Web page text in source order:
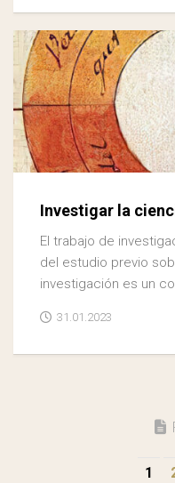
Investigar la
El trabajo de
del estudio previo
investigación es un
31.01.2023
1